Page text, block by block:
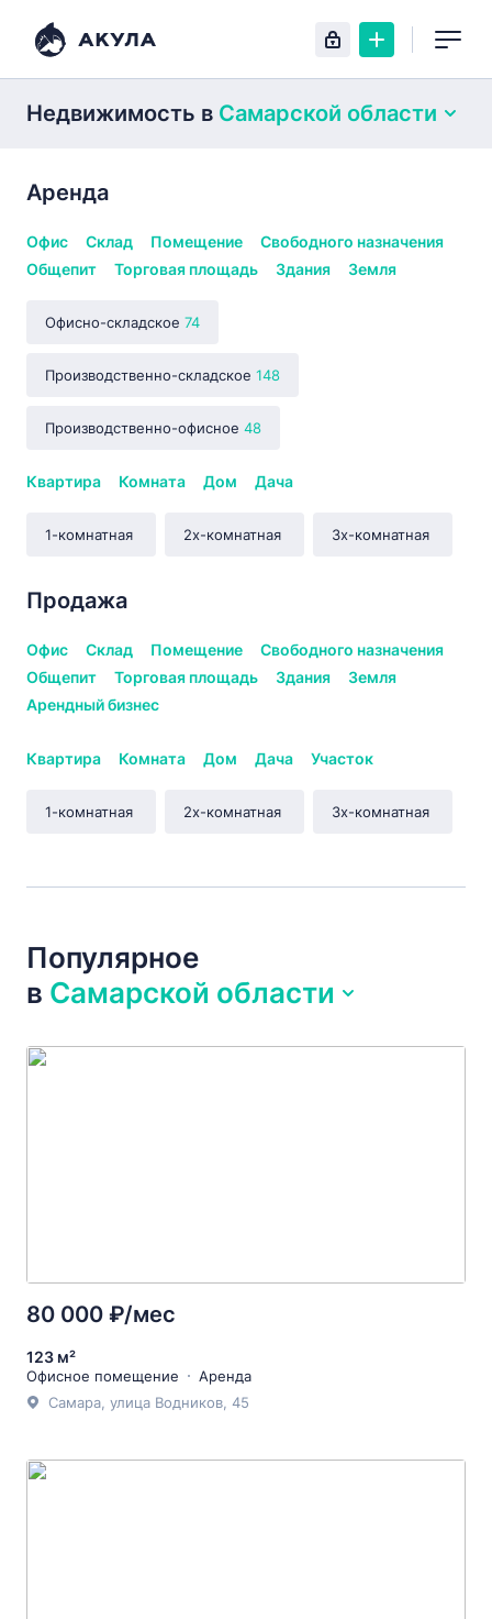
Недвижимость в Самарской области
Аренда
Офис Склад Помещение
Свободного назначения
Общепит
Торговая площадь Здания Земля
Офисно-складское 74
Производственно-складское 148
Производственно-офисное 48
Квартира Комната Дом Дача
1-комнатная 2х-комнатная 3х-комнатная
Продажа
Офис Склад Помещение
Свободного назначения
Общепит
Торговая площадь Здания
Земля
Арендный бизнес
Квартира Комната Дом Дача Участок
1-комнатная 2х-комнатная 3х-комнатная
Популярное
в Самарской области
80 000 ₽/мес
123 м²
Офисное помещение
Аренда
Самара, улица Водников, 45